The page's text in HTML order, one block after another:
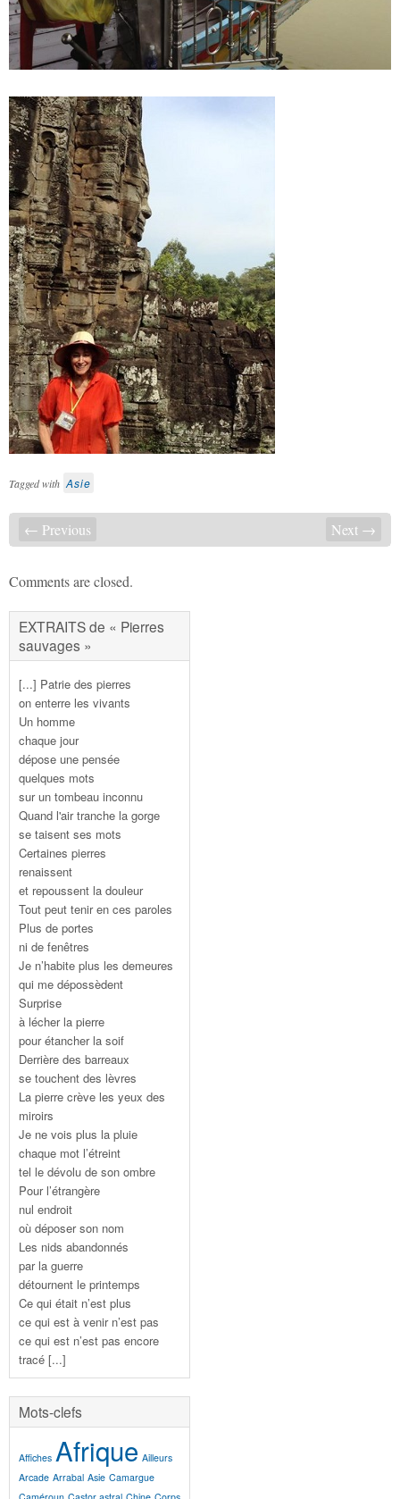
Tagged with Asie
← Previous Next →
Comments are closed.
EXTRAITS de « Pierres
sauvages »
[...] Patrie des pierres
on enterre les vivants
Un homme
chaque jour
dépose une pensée
quelques mots
sur un tombeau inconnu
Quand l'air tranche la gorge
se taisent ses mots
Certaines pierres
renaissent
et repoussent la douleur
Tout peut tenir en ces paroles
Plus de portes
ni de fenêtres
Je n’habite plus les demeures
qui me dépossèdent
Surprise
à lécher la pierre
pour étancher la soif
Derrière des barreaux
se touchent des lèvres
La pierre crève les yeux des
miroirs
Je ne vois plus la pluie
chaque mot l’étreint
tel le dévolu de son ombre
Pour l’étrangère
nul endroit
où déposer son nom
Les nids abandonnés
par la guerre
détournent le printemps
Ce qui était n’est plus
ce qui est à venir n’est pas
ce qui est n’est pas encore
tracé [...]
Mots-clefs
Affiches Afrique Ailleurs
Arcade Arrabal Asie Camargue